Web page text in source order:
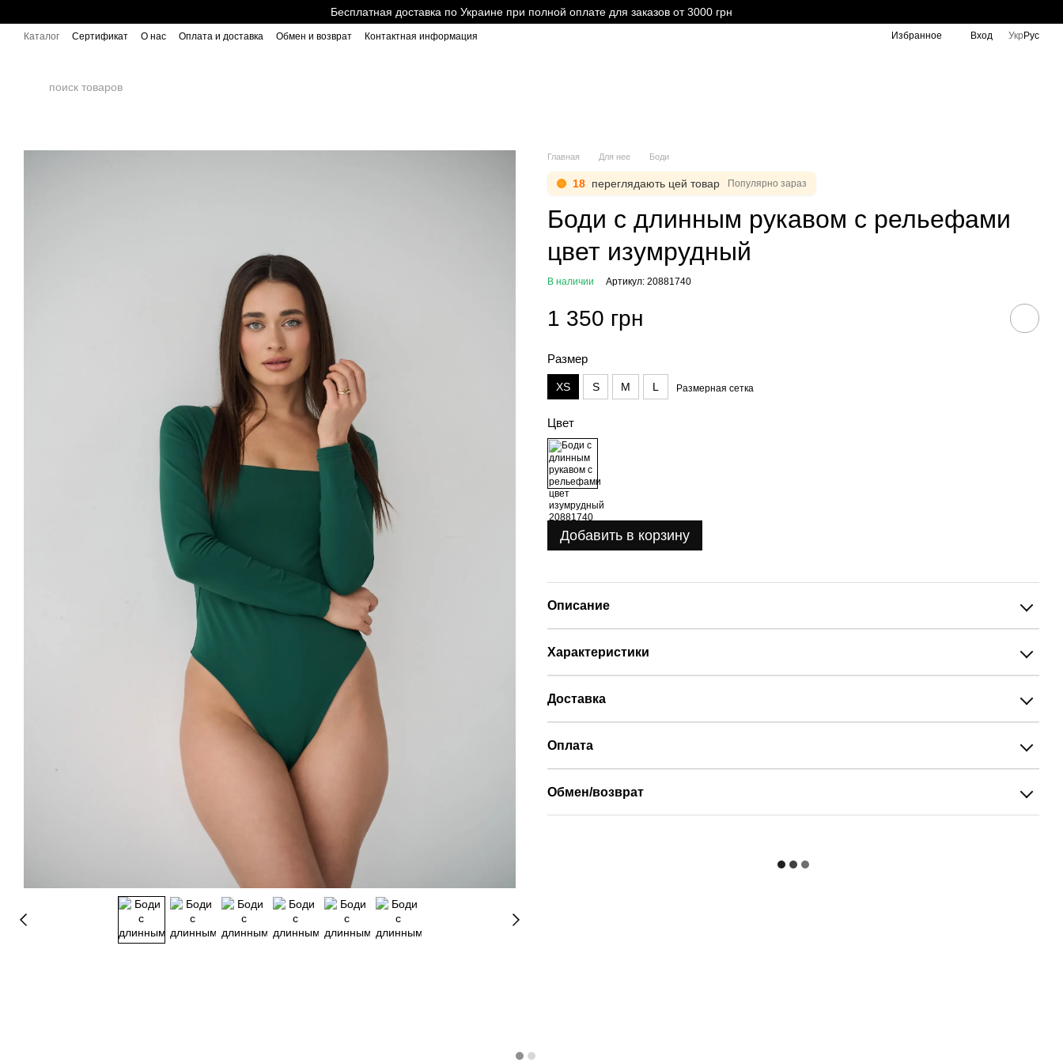
Бесплатная доставка по Украине при полной оплате для заказов от 3000 грн
Каталог Сертификат О нас Оплата и доставка Обмен и возврат Контактная информация Избранное Вход Укр Рус
Главная Для нее Боди
18 переглядають цей товар Популярно зараз
Боди с длинным рукавом с рельефами
цвет изумрудный
В наличии Артикул: 20881740
1 350 грн
Размер
XS S M L Размерная сетка
Цвет
Добавить в корзину
Описание
Характеристики
Доставка
Оплата
Обмен/возврат